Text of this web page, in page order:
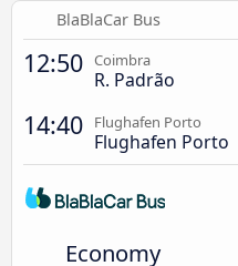
BlaBlaCar Bus
12:50 Coimbra
R. Padrão
14:40 Flughafen Porto
Flughafen Porto
Economy